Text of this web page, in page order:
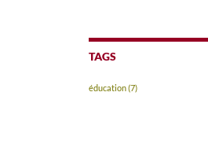
TAGS
éducation(7)